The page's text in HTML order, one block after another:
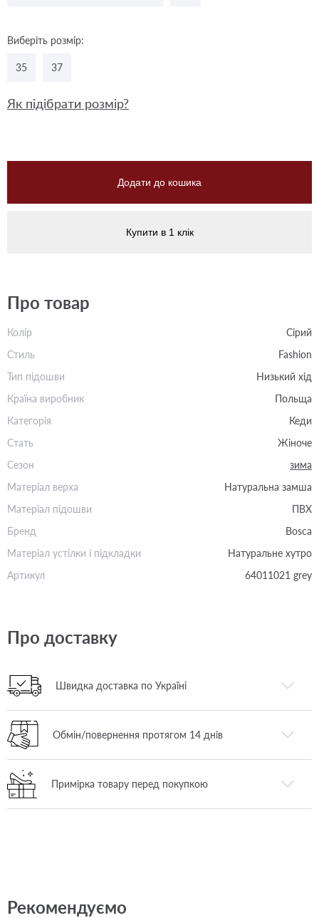
Виберіть розмір:
35 37
Як підібрати розмір?
Додати до кошика
Купити в 1 клік
Про товар
Колір
Сірий
Стиль
Fashion
Тип підошви
Низький хід
Країна виробник
Польща
Категорія
Кеди
Стать
Жіноче
Сезон
зима
Матеріал верха
Натуральна замша
Матеріал підошви
ПВХ
Бренд
Bosca
Матеріал устілки і підкладки
Натуральне хутро
Артикул
64011021 grey
Про доставку
Швидка доставка по Україні
Обмін/повернення протягом 14 днів
Примірка товару перед покупкою
Рекомендуємо